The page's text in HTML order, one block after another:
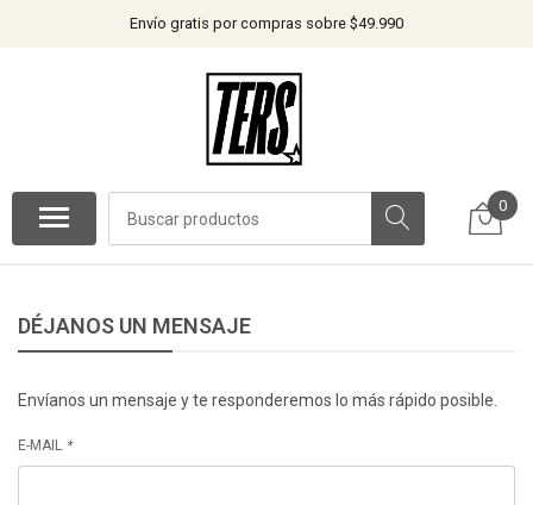
Envío gratis por compras sobre $49.990
0
DÉJANOS UN MENSAJE
Envíanos un mensaje y te responderemos lo más rápido posible.
E-MAIL *